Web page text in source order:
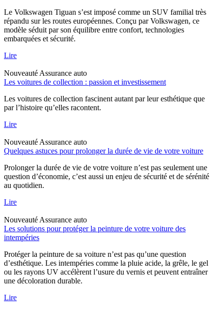
Le Volkswagen Tiguan s’est imposé comme un SUV familial très
répandu sur les routes européennes. Conçu par Volkswagen, ce
modèle séduit par son équilibre entre confort, technologies
embarquées et sécurité.
Lire
Nouveauté Assurance auto
Les voitures de collection : passion et investissement
Les voitures de collection fascinent autant par leur esthétique que
par l’histoire qu’elles racontent.
Lire
Nouveauté Assurance auto
Quelques astuces pour prolonger la durée de vie de votre voiture
Prolonger la durée de vie de votre voiture n’est pas seulement une
question d’économie, c’est aussi un enjeu de sécurité et de sérénité
au quotidien.
Lire
Nouveauté Assurance auto
Les solutions pour protéger la peinture de votre voiture des
intempéries
Protéger la peinture de sa voiture n’est pas qu’une question
d’esthétique. Les intempéries comme la pluie acide, la grêle, le gel
ou les rayons UV accélèrent l’usure du vernis et peuvent entraîner
une décoloration durable.
Lire